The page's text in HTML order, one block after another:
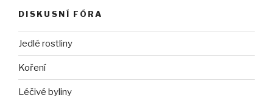
DISKUSNÍ FÓRA
Jedlé rostliny
Koření
Léčivé byliny